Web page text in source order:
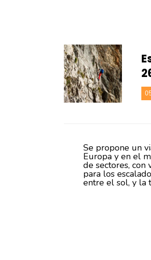
Se propone un
Europa y en el
de sectores, con
para los
entre el sol, y la